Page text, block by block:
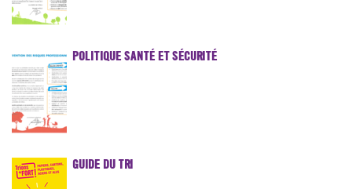
POLITIQUE SANTÉ ET SÉCURITÉ
GUIDE DU TRI